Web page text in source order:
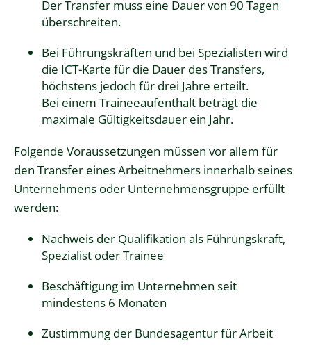
Der Transfer muss eine Dauer von 90 Tagen
überschreiten.
Bei Führungskräften und bei Spezialisten wird
die ICT-Karte für die Dauer des Transfers,
höchstens jedoch für drei Jahre erteilt.
Bei einem Traineeaufenthalt beträgt die
maximale Gültigkeitsdauer ein Jahr.
Folgende Voraussetzungen müssen vor allem für
den Transfer eines Arbeitnehmers innerhalb seines
Unternehmens oder Unternehmensgruppe erfüllt
werden:
Nachweis der Qualifikation als Führungskraft,
Spezialist oder Trainee
Beschäftigung im Unternehmen seit
mindestens 6 Monaten
Zustimmung der Bundesagentur für Arbeit